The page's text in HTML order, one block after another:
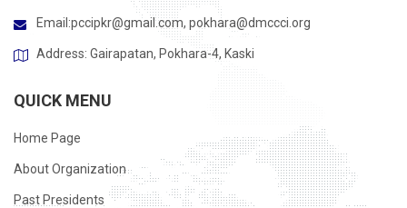
Email:pccipkr@gmail.com, pokhara@dmccci.org
Address: Gairapatan, Pokhara-4, Kaski
QUICK MENU
Home Page
About Organization
Past Presidents